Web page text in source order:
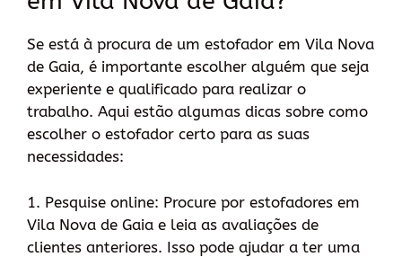
Se está à procura de um estofador em Vila Nova
de Gaia, é importante escolher alguém que seja
experiente e qualificado para realizar o
trabalho. Aqui estão algumas dicas sobre como
escolher o estofador certo para as suas
necessidades:
1. Pesquise online: Procure por estofadores em
Vila Nova de Gaia e leia as avaliações de
clientes anteriores. Isso pode ajudar a ter uma